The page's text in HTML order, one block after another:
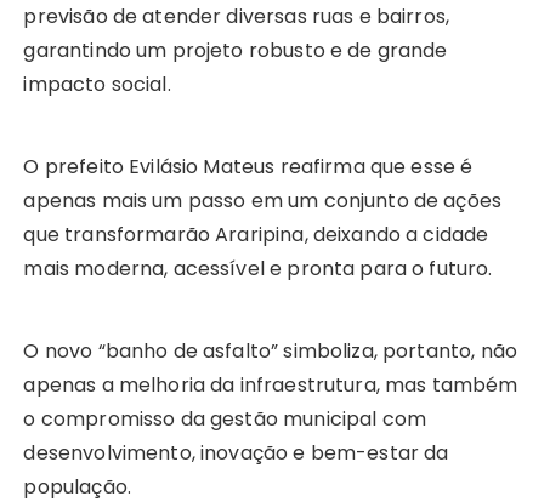
previsão de atender diversas ruas e bairros,
garantindo um projeto robusto e de grande
impacto social.
O prefeito Evilásio Mateus reafirma que esse é
apenas mais um passo em um conjunto de ações
que transformarão Araripina, deixando a cidade
mais moderna, acessível e pronta para o futuro.
O novo “banho de asfalto” simboliza, portanto, não
apenas a melhoria da infraestrutura, mas também
o compromisso da gestão municipal com
desenvolvimento, inovação e bem-estar da
população.